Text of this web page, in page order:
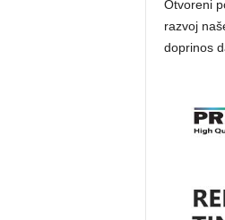
Otvoreni
razvoj
doprinos